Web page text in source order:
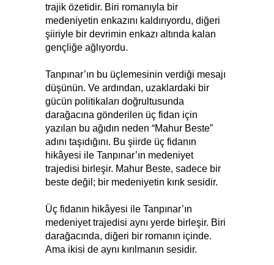
trajik özetidir. Biri romanıyla bir
medeniyetin enkazını kaldırıyordu, diğeri
şiiriyle bir devrimin enkazı altında kalan
gençliğe ağlıyordu.
Tanpınar’ın bu üçlemesinin verdiği mesajı
düşünün. Ve ardından, uzaklardaki bir
gücün politikaları doğrultusunda
darağacına gönderilen üç fidan için
yazılan bu ağıdın neden “Mahur Beste”
adını taşıdığını. Bu şiirde üç fidanın
hikâyesi ile Tanpınar’ın medeniyet
trajedisi birleşir. Mahur Beste, sadece bir
beste değil; bir medeniyetin kırık sesidir.
Üç fidanın hikâyesi ile Tanpınar’ın
medeniyet trajedisi aynı yerde birleşir. Biri
darağacında, diğeri bir romanın içinde.
Ama ikisi de aynı kırılmanın sesidir.